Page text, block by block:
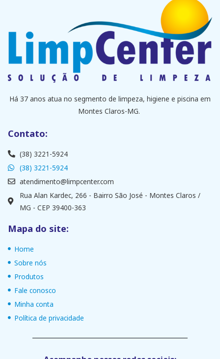
Há 37 anos atua no segmento de limpeza, higiene e piscina em
Montes Claros-MG.
Contato:
(38) 3221-5924
(38) 3221-5924
atendimento@limpcenter.com
Rua Alan Kardec, 266 - Bairro São José - Montes Claros /
MG - CEP 39400-363
Mapa do site:
Home
Sobre nós
Produtos
Fale conosco
Minha conta
Política de privacidade